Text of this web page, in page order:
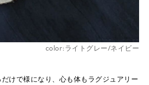
color:ライトグレー/ネイビー
けで様になり、心も体もラグジュアリー